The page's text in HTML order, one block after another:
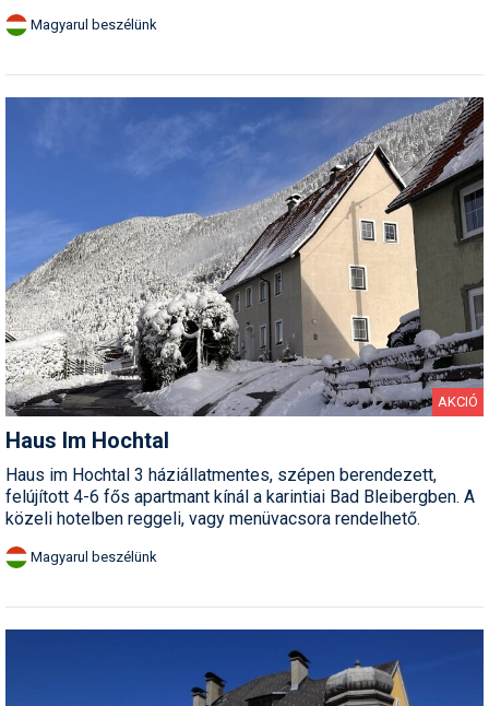
Magyarul beszélünk
AKCIÓ
Haus Im Hochtal
Haus im Hochtal 3 háziállatmentes, szépen berendezett,
felújított 4-6 fős apartmant kínál a karintiai Bad Bleibergben. A
közeli hotelben reggeli, vagy menüvacsora rendelhető.
Magyarul beszélünk